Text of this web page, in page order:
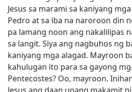
Jesus sa marami sa kaniyang
Pedro at sa iba na naroroon din
pa lamang noon ang nakalilipas
sa langit. Siya ang nagbuhos ng
kaniyang mga alagad. Mayroon
kahulugan ito para sa gayong
Pentecostes? Oo, mayroon.